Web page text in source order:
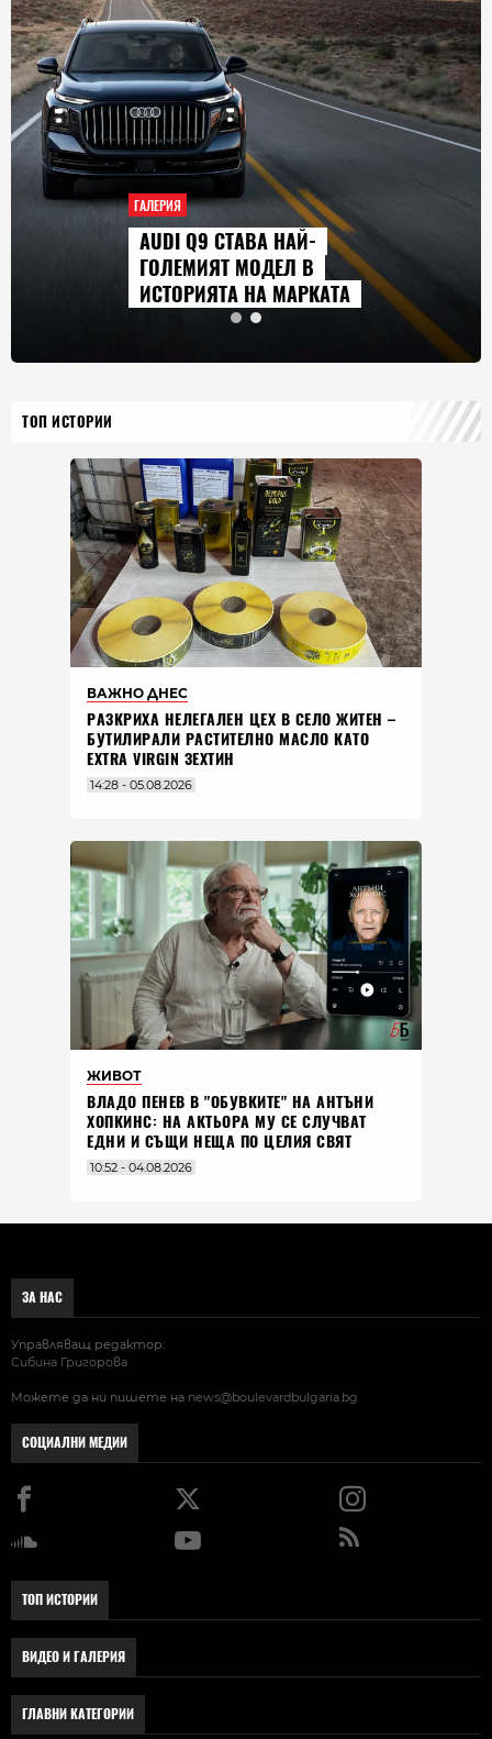
ГАЛЕРИЯ
AUDI Q9 СТАВА НАЙ-
ГОЛЕМИЯТ МОДЕЛ В
ИСТОРИЯТА НА МАРКАТА
ТОП ИСТОРИИ
ВАЖНО ДНЕС
РАЗКРИХА НЕЛЕГАЛЕН ЦЕХ В СЕЛО ЖИТЕН –
БУТИЛИРАЛИ РАСТИТЕЛНО МАСЛО КАТО
EXTRA VIRGIN ЗЕХТИН
14:28 - 05.08.2026
ЖИВОТ
ВЛАДO ПЕНЕВ В "ОБУВКИТЕ" НА АНТЪНИ
ХОПКИНС: НА АКТЬОРА МУ СЕ СЛУЧВАТ
ЕДНИ И СЪЩИ НЕЩА ПО ЦЕЛИЯ СВЯТ
10:52 - 04.08.2026
ЗА НАС
Управляващ редактор:
Сибина Григорова
Можете да ни пишете на news@boulevardbulgaria.bg
СОЦИАЛНИ МЕДИИ
ТОП ИСТОРИИ
ВИДЕО И ГАЛЕРИЯ
ГЛАВНИ КАТЕГОРИИ